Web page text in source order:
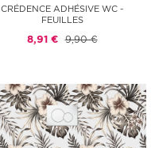
CRÉDENCE ADHÉSIVE WC -
FEUILLES
8,91 € 9,90 €